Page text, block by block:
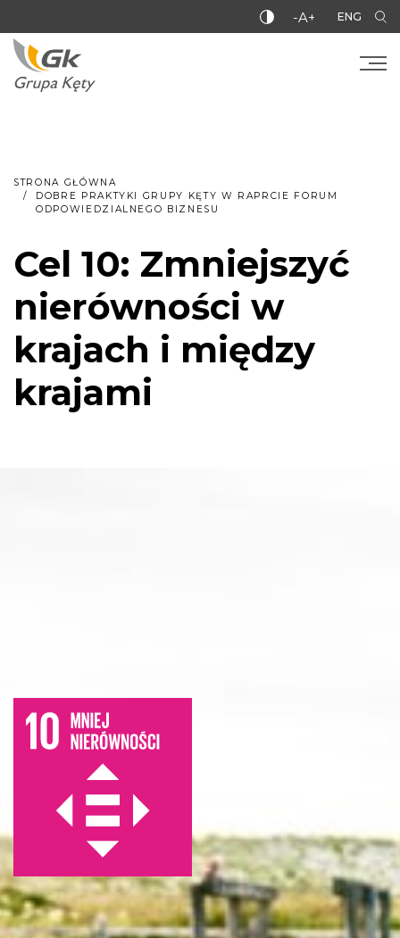
-A+ ENG
STRONA GŁÓWNA
DOBRE PRAKTYKI GRUPY KĘTY W RAPRCIE FORUM
ODPOWIEDZIALNEGO BIZNESU
Cel 10: Zmniejszyć
nierówności w
krajach i między
krajami